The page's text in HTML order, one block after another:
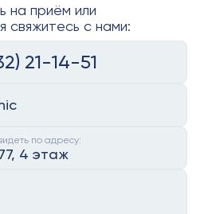
на приём или
свяжитесь с нами:
21-14-51
по адресу:
4 этаж